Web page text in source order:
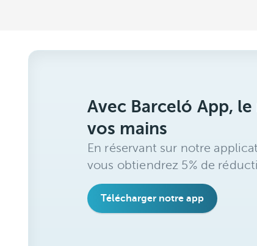
Avec Barceló App,
vos mains
En réservant sur notre
vous obtiendrez 5% de
Télécharger notre app